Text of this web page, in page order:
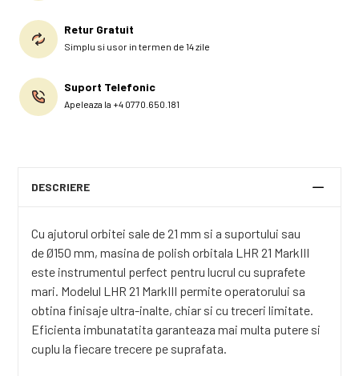
Retur Gratuit
Simplu si usor in termen de 14 zile
Suport Telefonic
Apeleaza la +4 0770.650.181
DESCRIERE
Cu ajutorul orbitei sale de 21 mm si a suportului sau
de Ø150 mm, masina de polish orbitala LHR 21 MarkIII
este instrumentul perfect pentru lucrul cu suprafete
mari. Modelul LHR 21 MarkIII permite operatorului sa
obtina finisaje ultra-inalte, chiar si cu treceri limitate.
Eficienta imbunatatita garanteaza mai multa putere si
cuplu la fiecare trecere pe suprafata.